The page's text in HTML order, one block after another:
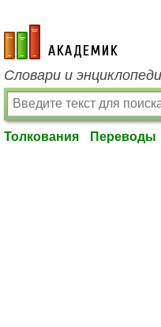
academic.ru
Словари и
Толкования Переводы